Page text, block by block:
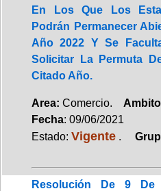
En Los Que Los
Podrán Permanecer
Año 2022 Y Se
Solicitar La Permuta
Citado Año.
Area: Comercio. Ambito
Fecha: 09/06/2021
Estado: Vigente .
Resolución De 9